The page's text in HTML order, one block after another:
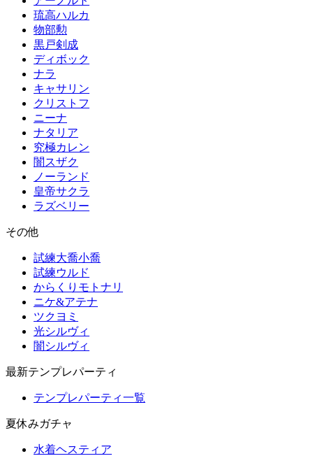
琉高ハルカ
物部勲
黒戸剣成
ディボック
ナラ
キャサリン
クリストフ
ニーナ
ナタリア
究極カレン
闇スザク
ノーランド
皇帝サクラ
ラズベリー
その他
試練大喬小喬
試練ウルド
からくりモトナリ
ニケ&アテナ
ツクヨミ
光シルヴィ
闇シルヴィ
最新テンプレパーティ
テンプレパーティ一覧
夏休みガチャ
水着ヘスティア